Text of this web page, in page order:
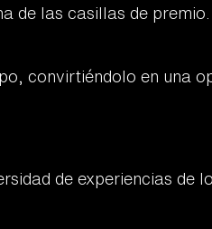
de las casillas de premio.
convirtiéndolo en una
de experiencias de